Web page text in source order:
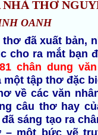
NHÀ THƠ
OANH
đã xuất bản,
cho ra mắt bạn
chân dung
một tập thơ đặc
về các văn
câu thơ hay
sáng tạo ra